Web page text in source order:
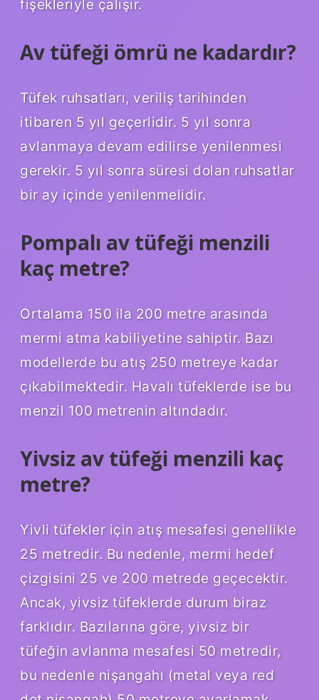
fişekleriyle çalışır.
Av tüfeği ömrü ne kadardır?
Tüfek ruhsatları, veriliş tarihinden
itibaren 5 yıl geçerlidir. 5 yıl sonra
avlanmaya devam edilirse yenilenmesi
gerekir. 5 yıl sonra süresi dolan ruhsatlar
bir ay içinde yenilenmelidir.
Pompalı av tüfeği menzili
kaç metre?
Ortalama 150 ila 200 metre arasında
mermi atma kabiliyetine sahiptir. Bazı
modellerde bu atış 250 metreye kadar
çıkabilmektedir. Havalı tüfeklerde ise bu
menzil 100 metrenin altındadır.
Yivsiz av tüfeği menzili kaç
metre?
Yivli tüfekler için atış mesafesi genellikle
25 metredir. Bu nedenle, mermi hedef
çizgisini 25 ve 200 metrede geçecektir.
Ancak, yivsiz tüfeklerde durum biraz
farklıdır. Bazılarına göre, yivsiz bir
tüfeğin avlanma mesafesi 50 metredir,
bu nedenle nişangahı (metal veya red